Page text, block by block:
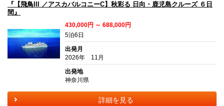
『【飛鳥III ／アスカバルコニーC】秋彩る 日向・鹿児島クルーズ ６日
間』
430,000円 ～ 688,000円
5泊6日
出発月
2026年 11月
出発地
神奈川県
詳細を見る